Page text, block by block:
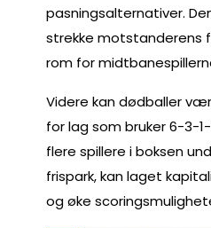
pasningsalternativer.
strekke motstanderens
rom for
Videre kan dødballer
for lag som bruker 6-3-
flere spillere i boksen
frispark, kan laget
og øke